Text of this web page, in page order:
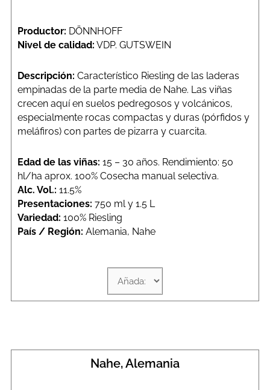
Productor: DÖNNHOFF
Nivel de calidad: VDP. GUTSWEIN
Descripción: Característico Riesling de las laderas
empinadas de la parte media de Nahe. Las viñas
crecen aquí en suelos pedregosos y volcánicos,
especialmente rocas compactas y duras (pórfidos y
meláfiros) con partes de pizarra y cuarcita.
Edad de las viñas: 15 – 30 años. Rendimiento: 50
hl/ha aprox. 100% Cosecha manual selectiva.
Alc. Vol.: 11.5%
Presentaciones: 750 ml y 1.5 L
Variedad: 100% Riesling
País / Región: Alemania, Nahe
Nahe, Alemania